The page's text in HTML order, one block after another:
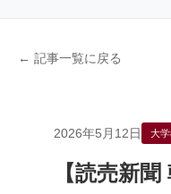
← 記事一覧に戻る
2026年5月12日 大
【読売新